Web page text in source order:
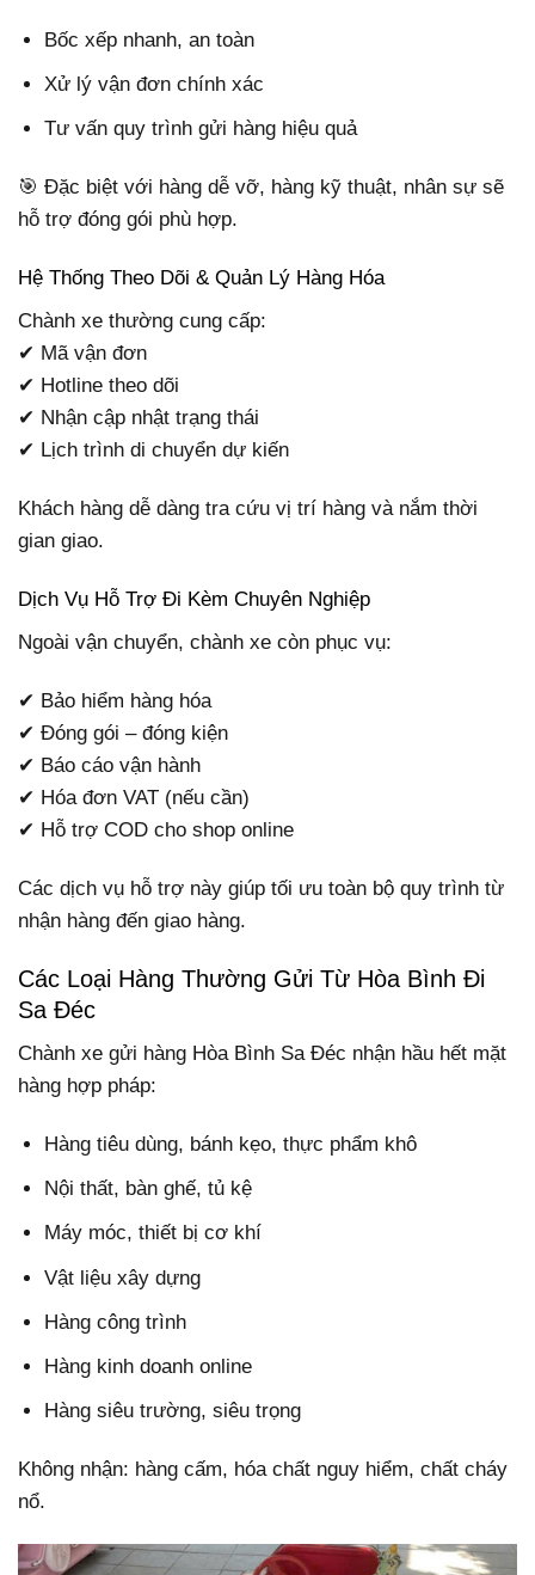
Bốc xếp nhanh, an toàn
Xử lý vận đơn chính xác
Tư vấn quy trình gửi hàng hiệu quả
🎯 Đặc biệt với hàng dễ vỡ, hàng kỹ thuật, nhân sự sẽ
hỗ trợ đóng gói phù hợp.
Hệ Thống Theo Dõi & Quản Lý Hàng Hóa
Chành xe thường cung cấp:
✔ Mã vận đơn
✔ Hotline theo dõi
✔ Nhận cập nhật trạng thái
✔ Lịch trình di chuyển dự kiến
Khách hàng dễ dàng tra cứu vị trí hàng và nắm thời
gian giao.
Dịch Vụ Hỗ Trợ Đi Kèm Chuyên Nghiệp
Ngoài vận chuyển, chành xe còn phục vụ:
✔ Bảo hiểm hàng hóa
✔ Đóng gói – đóng kiện
✔ Báo cáo vận hành
✔ Hóa đơn VAT (nếu cần)
✔ Hỗ trợ COD cho shop online
Các dịch vụ hỗ trợ này giúp tối ưu toàn bộ quy trình từ
nhận hàng đến giao hàng.
Các Loại Hàng Thường Gửi Từ Hòa Bình Đi
Sa Đéc
Chành xe gửi hàng Hòa Bình Sa Đéc nhận hầu hết mặt
hàng hợp pháp:
Hàng tiêu dùng, bánh kẹo, thực phẩm khô
Nội thất, bàn ghế, tủ kệ
Máy móc, thiết bị cơ khí
Vật liệu xây dựng
Hàng công trình
Hàng kinh doanh online
Hàng siêu trường, siêu trọng
Không nhận: hàng cấm, hóa chất nguy hiểm, chất cháy
nổ.